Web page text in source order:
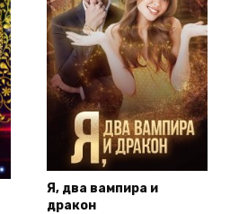
Я, два вампира и
дракон